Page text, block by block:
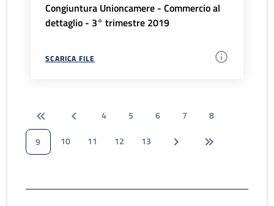
Congiuntura Unioncamere - Commercio al
dettaglio - 3° trimestre 2019
SCARICA FILE
4 5 6 7
8
9
10 11 12 13